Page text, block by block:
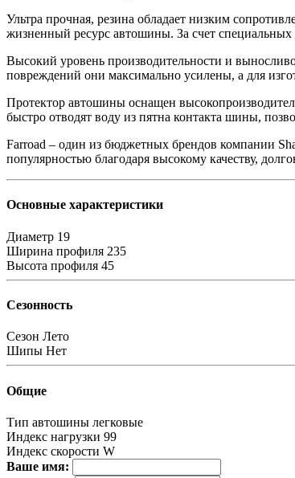
Ультра прочная, резина обладает низким
жизненный ресурс автошины. За счет специальных
Высокий уровень производительности и
повреждений они максимально усилены, а для
Протектор автошины оснащен
быстро отводят воду из пятна контакта шины,
Farroad – один из бюджетных брендов компании
популярностью благодаря высокому качеству,
Основные характеристики
Диаметр 19
Ширина профиля 235
Высота профиля 45
Сезонность
Сезон Лето
Шипы Нет
Общие
Тип автошины легковые
Индекс нагрузки 99
Индекс скорости W
Ваше имя: